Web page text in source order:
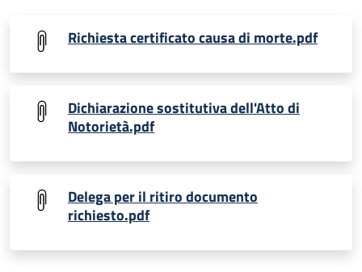
Richiesta certificato causa di morte.pdf
Dichiarazione sostitutiva dell'Atto di
Notorietà.pdf
Delega per il ritiro documento
richiesto.pdf